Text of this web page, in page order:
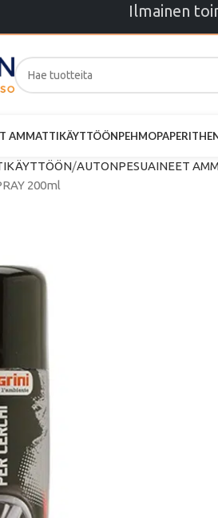
Ilmainen
AMMATTIKÄYTTÖÖNPEHMOPAPERIT
AUTONPESUAINEET
200ml